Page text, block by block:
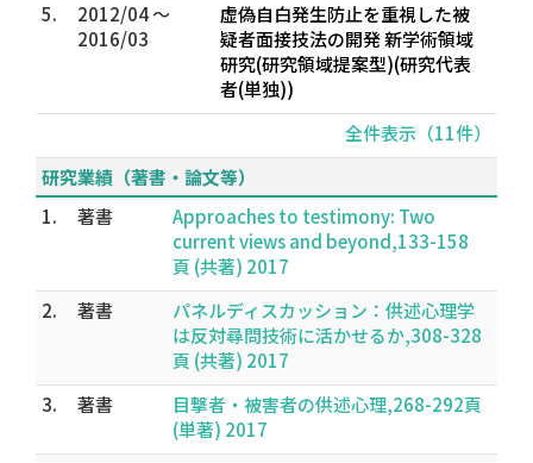
5.
2012/04 ～
2016/03
虚偽自白発生防止を重視した被
疑者面接技法の開発 新学術領域
研究(研究領域提案型)(研究代表
者(単独))
全件表示（11件）
研究業績（著書・論文等）
1.
著書
Approaches to testimony: Two
current views and beyond,133-158
頁 (共著) 2017
2.
著書
パネルディスカッション：供述心理学
は反対尋問技術に活かせるか,308-328
頁 (共著) 2017
3.
著書
目撃者・被害者の供述心理,268-292頁
(単著) 2017